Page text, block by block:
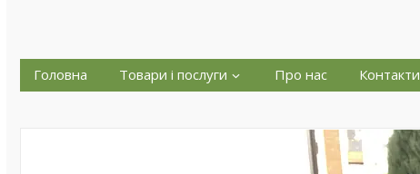
Головна Товари і послуги Про нас Контакти